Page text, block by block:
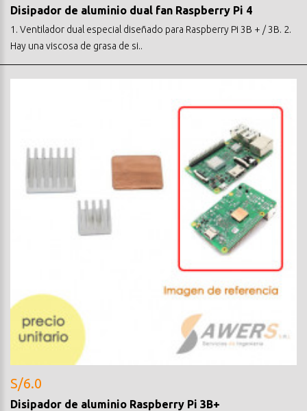
Disipador de aluminio dual fan Raspberry Pi 4
1. Ventilador dual especial diseñado para Raspberry Pi 3B + / 3B. 2.
Hay una viscosa de grasa de si..
S/6.0
Disipador de aluminio Raspberry Pi 3B+